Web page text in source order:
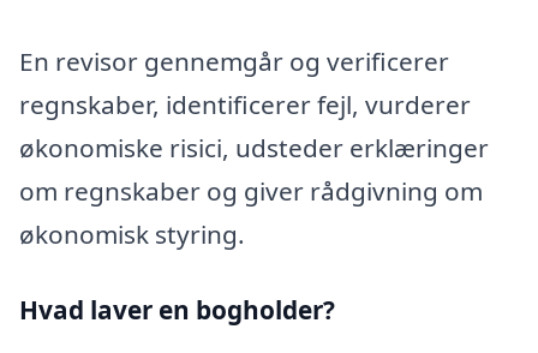
En revisor gennemgår og verificerer
regnskaber, identificerer fejl, vurderer
økonomiske risici, udsteder erklæringer
om regnskaber og giver rådgivning om
økonomisk styring.
Hvad laver en bogholder?